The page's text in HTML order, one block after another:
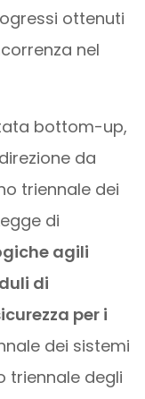
ottenuti
nel
bottom-up,
da
triennale dei
di
agili
di
per i
dei sistemi
triennale degli